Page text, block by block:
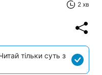
2 хв
тільки суть з